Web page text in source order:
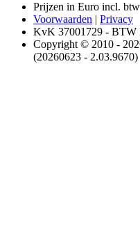
Prijzen in Euro incl. btw
Voorwaarden | Privacy
KvK 37001729 - BTW
Copyright © 2010 -
(20260623 - 2.03.9670)